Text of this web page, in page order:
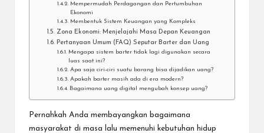
Mempermudah Perdagangan dan Pertumbuhan
Ekonomi
Membentuk Sistem Keuangan yang Kompleks
Zona Ekonomi: Menjelajahi Masa Depan Keuangan
Pertanyaan Umum (FAQ) Seputar Barter dan Uang
Mengapa sistem barter tidak lagi digunakan secara
luas saat ini?
Apa saja ciri-ciri suatu barang bisa dijadikan uang?
Apakah barter masih ada di era modern?
Bagaimana uang digital mengubah konsep uang?
Pernahkah Anda membayangkan bagaimana
masyarakat di masa lalu memenuhi kebutuhan hidup